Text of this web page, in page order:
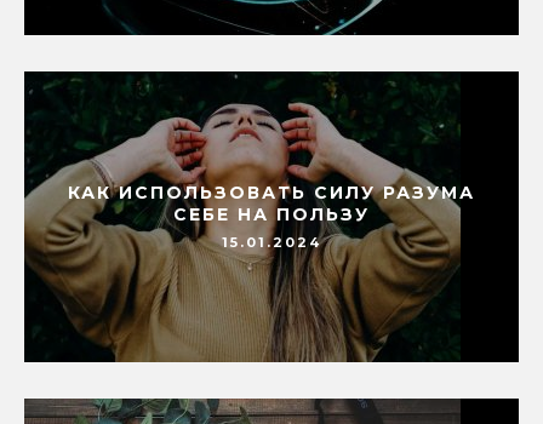
КАК ИСПОЛЬЗОВАТЬ СИЛУ РАЗУМА
СЕБЕ НА ПОЛЬЗУ
15.01.2024